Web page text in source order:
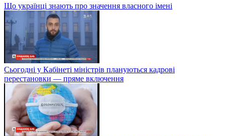
Що українці знають про значення власного імені
Сьогодні у Кабінеті міністрів плануються кадрові
перестановки — пряме включення